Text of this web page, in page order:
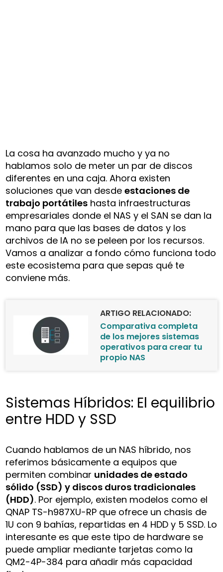
La cosa ha avanzado mucho y ya no
hablamos solo de meter un par de discos
diferentes en una caja. Ahora existen
soluciones que van desdeestaciones de
trabajo portátiles hasta infraestructuras
empresariales donde el NAS y el SAN se dan la
mano para que las bases de datos y los
archivos de IA no se peleen por los recursos.
Vamos a analizar a fondo cómo funciona todo
este ecosistema para que sepas qué te
conviene más.
ARTIGO RELACIONADO:
Comparativa completa
de los mejores sistemas
operativos para crear tu
propio NAS
Sistemas Híbridos: El equilibrio
entre HDD y SSD
Cuando hablamos de un NAS híbrido, nos
referimos básicamente a equipos que
permiten combinar unidades de estado
sólido (SSD) y discos duros tradicionales
(HDD). Por ejemplo, existen modelos como el
QNAP TS-h987XU-RP que ofrece un chasis de
1U con 9 bahías, repartidas en 4 HDD y 5 SSD. Lo
interesante es que este tipo de hardware se
puede ampliar mediante tarjetas como la
QM2-4P-384 para añadir más capacidad